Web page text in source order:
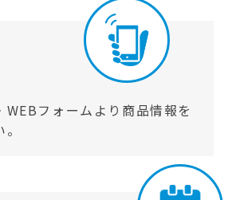
WEBフォームより商品情報を